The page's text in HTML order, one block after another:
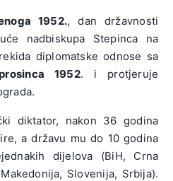
1952., dan državnosti
nadbiskupa Stepinca na
diplomatske odnose sa
1952. i protjeruje
diktator, nakon 36 godina
a državu mu do 10 godina
dijelova (BiH, Crna
Slovenija, Srbija).